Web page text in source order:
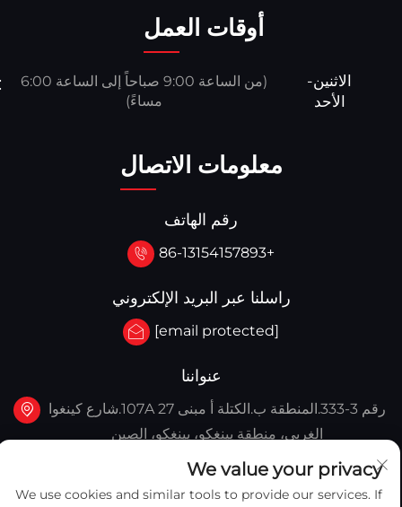
أوقات العمل
الاثنين-
الأحد
(من الساعة 9:00 صباحاً إلى الساعة 6:00
مساءً)
معلومات الاتصال
رقم الهاتف
+86-13154157893
راسلنا عبر البريد الإلكتروني
عنواننا
رقم 3-333.المنطقة ب.الكتلة أ مبنى 27 107A.شارع كينغوا
الغربي، منطقة يينغكو، يينغكو، الصين
We value your privacy
We use cookies and similar tools to provide our services. If